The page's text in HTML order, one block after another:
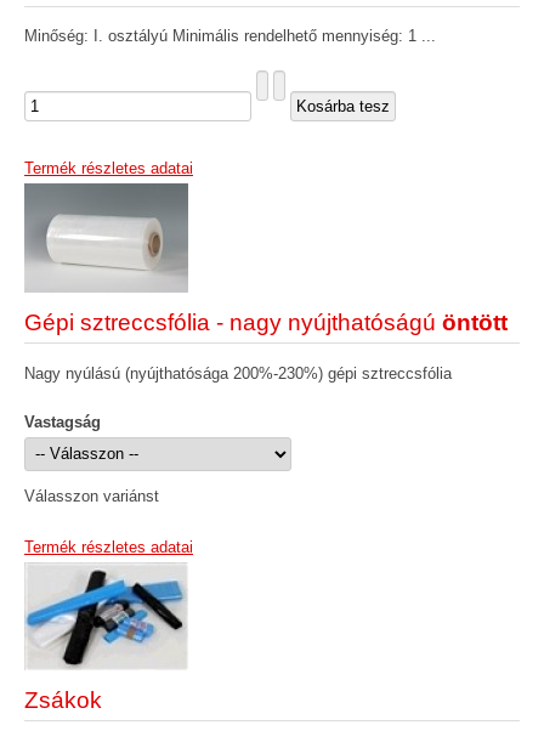
Minőség: I. osztályú Minimális rendelhető mennyiség: 1 ...
Termék részletes adatai
Gépi sztreccsfólia - nagy nyújthatóságú öntött
Nagy nyúlású (nyújthatósága 200%-230%) gépi sztreccsfólia
Vastagság
Válasszon variánst
Termék részletes adatai
Zsákok